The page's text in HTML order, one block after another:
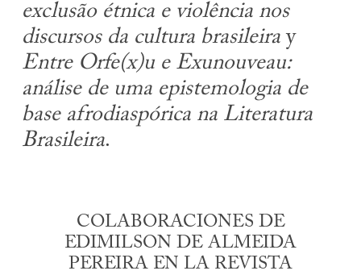
exclusão étnica e violência nos
discursos da cultura brasileira y
Entre Orfe(x)u e Exunouveau:
análise de uma epistemologia de
base afrodiaspórica na Literatura
Brasileira.
COLABORACIONES DE
EDIMILSON DE ALMEIDA
PEREIRA EN LA REVISTA